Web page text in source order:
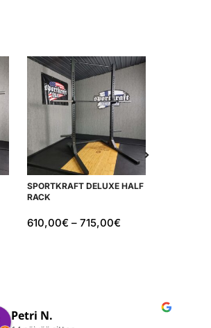
SPORTKRAFT DELUXE HALF
RACK
610,00€ – 715,00€
Juha N.